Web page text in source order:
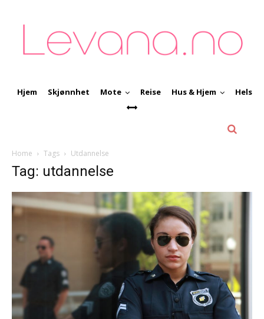
Hjem Skjønnhet Mote Reise Hus & Hjem Helse
Home Tags Utdannelse
Tag: utdannelse